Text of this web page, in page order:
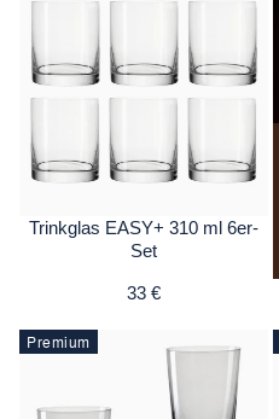
Trinkglas EASY+ 310 ml 6er-
Set
33 €
Premium